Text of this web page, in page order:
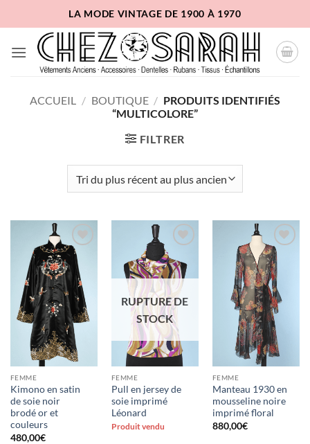
au
contenu
LA MODE VINTAGE DE 1900 À 1970
ACCUEIL / BOUTIQUE / PRODUITS IDENTIFIÉS
“MULTICOLORE”
FILTRER
Ajouter
à la liste
d'envies
FEMME
Kimono en satin
de soie noir
brodé or et
couleurs
480,00€
Ajouter
à la liste
d'envies
RUPTURE DE
STOCK
FEMME
Pull en jersey de
soie imprimé
Léonard
Produit vendu
Ajouter
à la liste
d'envies
FEMME
Manteau 1930 en
mousseline noire
imprimé floral
880,00€